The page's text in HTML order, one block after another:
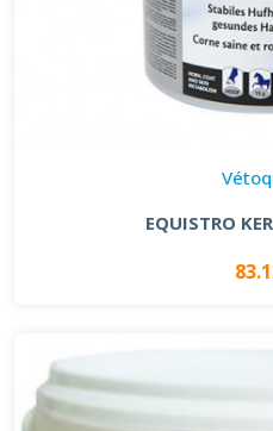
EQUISTRO